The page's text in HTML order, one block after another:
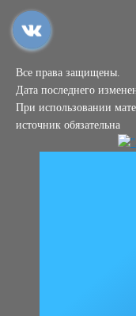
Все права защищены.
Дата последнего
При использовании
источник обязательна